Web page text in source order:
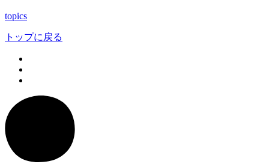
topics
トップに戻る